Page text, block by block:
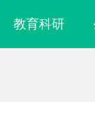
教育科研